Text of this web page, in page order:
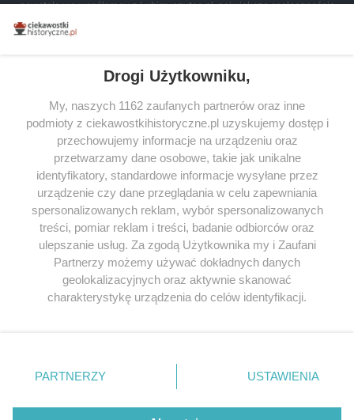
powstała we współpracy z Lubimyczytac.pl, największą społecznością
miłośników literatury w Polsce – dzięki temu możesz wybierać spośród
tytułów najwyżej ocenianych przez czytelników.
SERWIS
SPOŁECZNOŚĆ
WSPÓŁPRACA
KONTAKT
ODWIEDŹ RÓWNIEŻ:
Drogi Użytkowniku,
My, naszych 1162 zaufanych partnerów oraz inne
podmioty z ciekawostkihistoryczne.pl uzyskujemy dostęp i
przechowujemy informacje na urządzeniu oraz
przetwarzamy dane osobowe, takie jak unikalne
identyfikatory, standardowe informacje wysyłane przez
urządzenie czy dane przeglądania w celu zapewniania
spersonalizowanych reklam, wybór spersonalizowanych
treści, pomiar reklam i treści, badanie odbiorców oraz
ulepszanie usług. Za zgodą Użytkownika my i Zaufani
Partnerzy możemy używać dokładnych danych
geolokalizacyjnych oraz aktywnie skanować
charakterystykę urządzenia do celów identyfikacji.
zmienić/wycofać klikając przycisk ustawień prywatności
znajdujący się w lewym dolnym rogu strony
. Niektóre
PARTNERZY USTAWIENIA